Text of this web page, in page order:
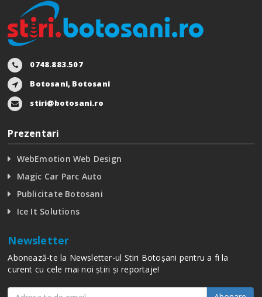
0748.883.507
Botosani, Botosani
stiri@botosani.ro
Prezentari
WebEmotion Web Design
Magic Car Parc Auto
Publicitate Botosani
Ice It Solutions
Newsletter
Abonează-te la Newsletter-ul Stiri Botoșani pentru a fi la
curent cu cele mai noi știri și reportaje!